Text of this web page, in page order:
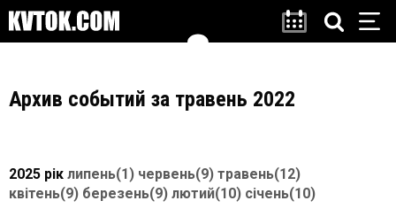
Архив событий за травень 2022
2025 рік липень(1) червень(9) травень(12)
квітень(9) березень(9) лютий(10) січень(10)